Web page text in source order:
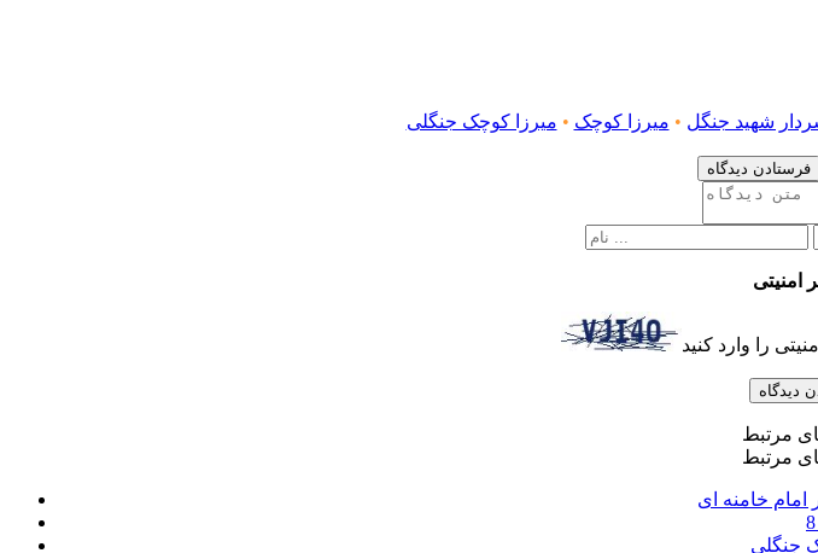
شهید جنگل • میرزا کوچک • میرزا کوچک جنگلی
فرستادن دیدگاه
مرتبط
مرتبط
امام خامنه ای
جنگلی